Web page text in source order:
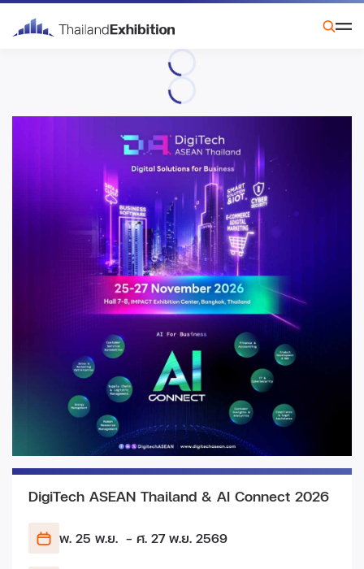
DigiTech ASEAN Thailand & AI Connect 2026
พ. 25 พ.ย. - ศ. 27 พ.ย. 2569